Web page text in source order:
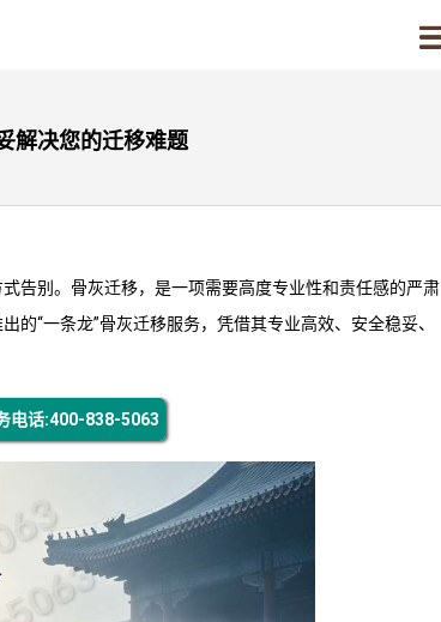
解决您的迁移难题
告别。骨灰迁移，是一项需要高度专业性和责任感的严肃
的“一条龙”骨灰迁移服务，凭借其专业高效、安全稳妥、
电话:400-838-5063